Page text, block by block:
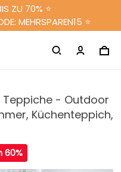
ZU 70% ⭐
MEHRSPAREN15 ⭐
- Outdoor
Küchenteppich,
60%